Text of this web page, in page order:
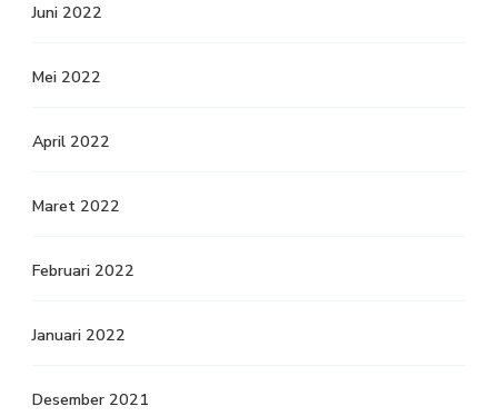
Juni 2022
Mei 2022
April 2022
Maret 2022
Februari 2022
Januari 2022
Desember 2021